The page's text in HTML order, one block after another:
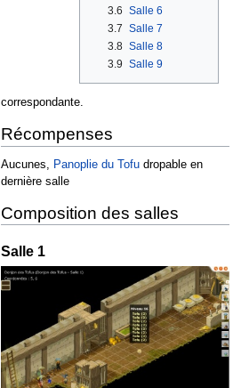
3.6 Salle 6
3.7 Salle 7
3.8 Salle 8
3.9 Salle 9
correspondante.
Récompenses
Aucunes, Panoplie du Tofudropable en
dernière salle
Composition des salles
Salle 1